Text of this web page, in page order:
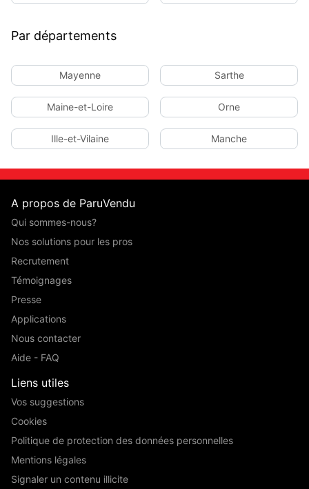
Par départements
Mayenne Sarthe
Maine-et-Loire Orne
Ille-et-Vilaine Manche
A propos de ParuVendu
Qui sommes-nous?
Nos solutions pour les pros
Recrutement
Témoignages
Presse
Applications
Nous contacter
Aide - FAQ
Liens utiles
Vos suggestions
Cookies
Politique de protection des données personnelles
Mentions légales
Signaler un contenu illicite